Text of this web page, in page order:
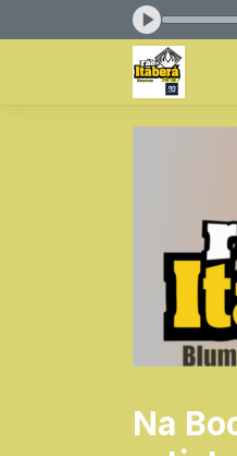
das 18:00 às 19:30
Na